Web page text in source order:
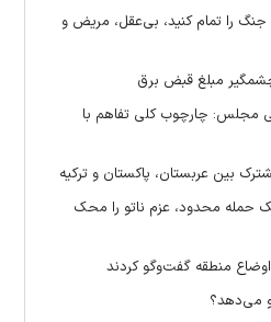
جنگ را تمام کنید، بی‌عقل، مریض و
چشمگیر مبلغ قبض برق
مجلس: چارچوب کلی تفاهم با
بین عربستان، پاکستان و ترکیه
حمله محدود، عزم ناتو را محک
منطقه گفت‌وگو کردند
می‌دهد؟